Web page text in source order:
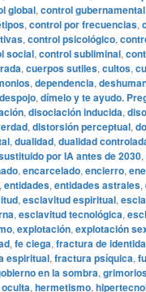
global, control gubernamental
, control por frecuencias,
, control psicológico,
social, control subliminal,
, cuerpos sutiles, cultos,
, dependencia,
despojo, dímelo y te ayudo.
, disociación inducida,
, distorsión perceptual,
, dualidad, dualidad
por IA antes de 2030,
, encarcelado, encierro,
, entidades, entidades astrales,
, esclavitud espiritual,
, esclavitud tecnológica,
, explotación, explotación
, fe ciega, fractura de
espiritual, fractura psíquica,
en la sombra,
, hermetismo,